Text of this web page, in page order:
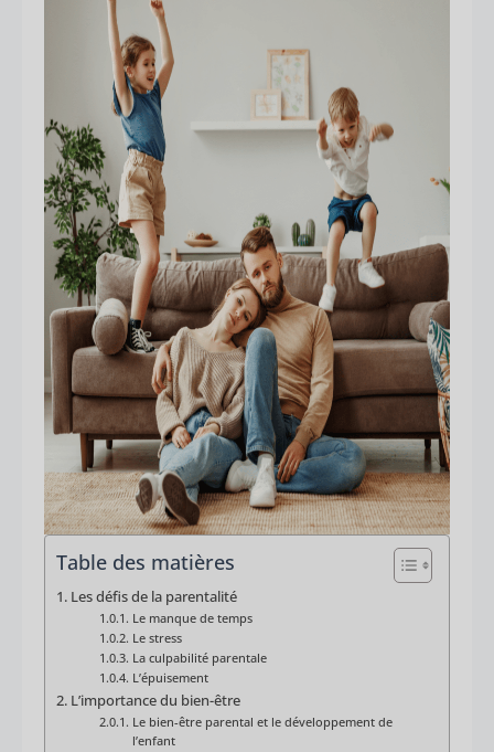
Table des matières
Les défis de la parentalité
Le manque de temps
Le stress
La culpabilité parentale
L’épuisement
L’importance du bien-être
Le bien-être parental et le développement de
l’enfant